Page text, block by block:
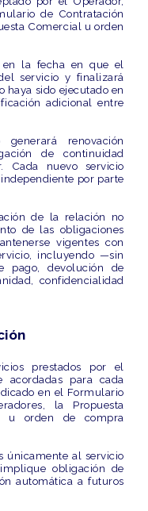
de Contratación
Comercial u orden
en la fecha en que el
servicio y finalizará
haya sido ejecutado en
adicional entre
renovación
de continuidad
Cada nuevo servicio
por parte
de la relación no
de las obligaciones
vigentes con
incluyendo —sin
pago, devolución de
confidencialidad
prestados por el
acordadas para cada
en el Formulario
la Propuesta
u orden de compra
únicamente al servicio
obligación de
automática a futuros